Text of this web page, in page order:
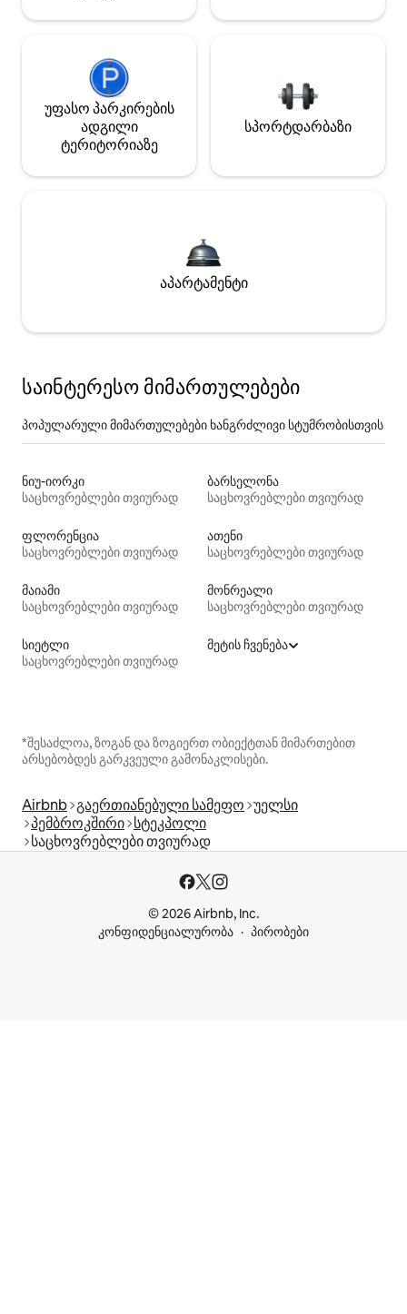
უფასო პარკირების
ადგილი
ტერიტორიაზე
სპორტდარბაზი
აპარტამენტი
საინტერესო მიმართულებები
პოპულარული მიმართულებები ხანგრძლივი სტუმრობისთვის
ნიუ-იორკი
საცხოვრებლები თვიურად
ბარსელონა
საცხოვრებლები თვიურად
ფლორენცია
საცხოვრებლები თვიურად
ათენი
საცხოვრებლები თვიურად
მაიამი
საცხოვრებლები თვიურად
მონრეალი
საცხოვრებლები თვიურად
სიეტლი
საცხოვრებლები თვიურად
მეტის ჩვენება
*შესაძლოა, ზოგან და ზოგიერთ ობიექტთან მიმართებით
არსებობდეს გარკვეული გამონაკლისები.
Airbnb გაერთიანებული სამეფო უელსი
პემბროკშირი სტეკპოლი
საცხოვრებლები თვიურად
© 2026 Airbnb, Inc.
კონფიდენციალურობა
პირობები